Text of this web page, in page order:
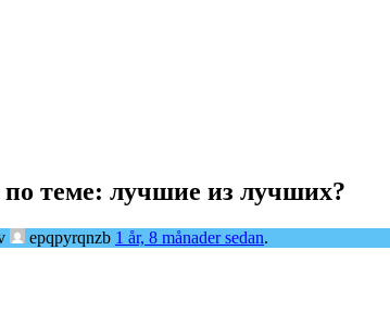
теме: лучшие из лучших?
epqpyrqnzb 1 år, 8 månader sedan.